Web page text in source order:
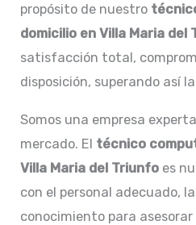
propósito de nuestro
domicilio en Villa Maria del
satisfacción total,
disposición, superando así
Somos una empresa
mercado. El técnico
Villa Maria del Triunfo es
con el personal adecuado,
conocimiento para